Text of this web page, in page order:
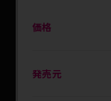
価格
発売元